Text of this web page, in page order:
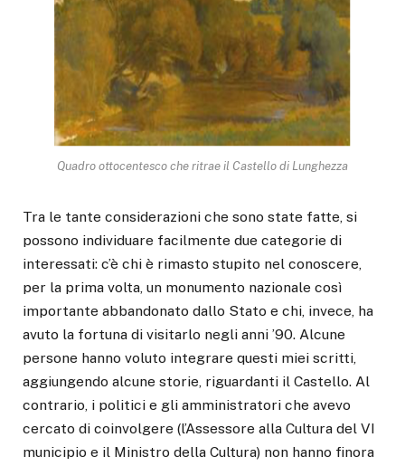
Quadro ottocentesco che ritrae il Castello di Lunghezza
Tra le tante considerazioni che sono state fatte, si
possono individuare facilmente due categorie di
interessati: c’è chi è rimasto stupito nel conoscere,
per la prima volta, un monumento nazionale così
importante abbandonato dallo Stato e chi, invece, ha
avuto la fortuna di visitarlo negli anni ’90. Alcune
persone hanno voluto integrare questi miei scritti,
aggiungendo alcune storie, riguardanti il Castello. Al
contrario, i politici e gli amministratori che avevo
cercato di coinvolgere (l’Assessore alla Cultura del VI
municipio e il Ministro della Cultura) non hanno finora